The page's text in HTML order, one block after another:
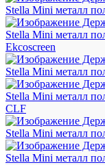
Ekcoscreen
CLF